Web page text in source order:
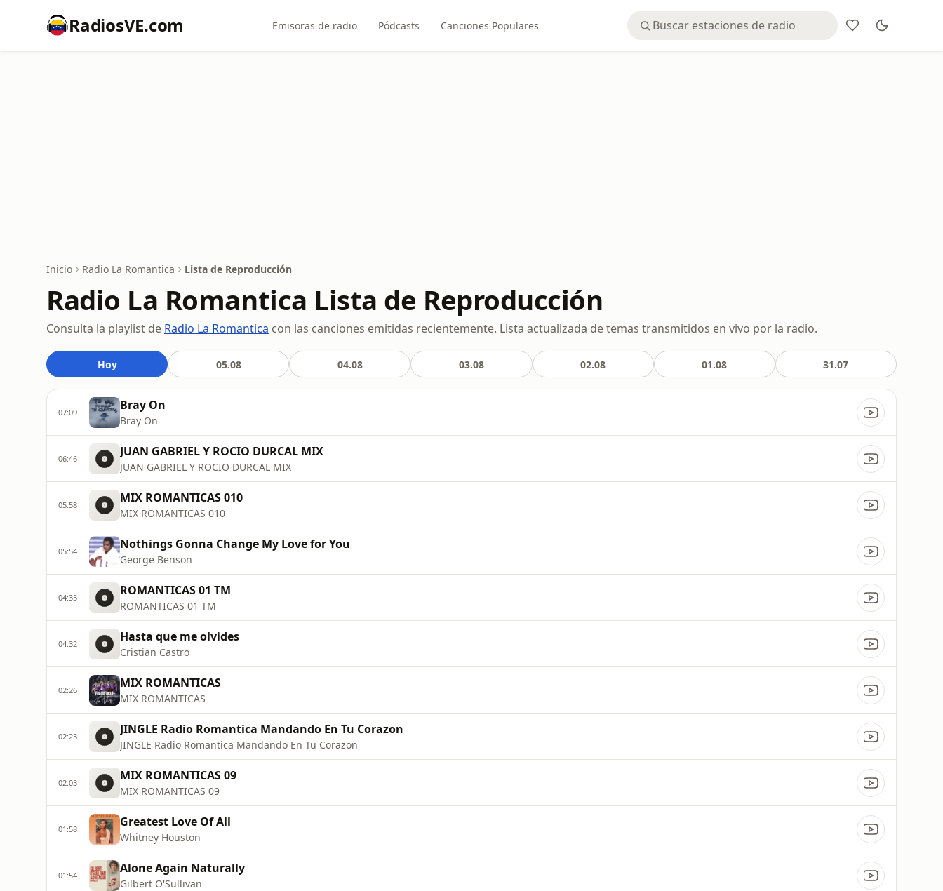
RadiosVE.com Emisoras de radio Pódcasts Canciones Populares
Inicio Radio La Romantica Lista de Reproducción
Radio La Romantica Lista de Reproducción
Consulta la playlist de Radio La Romantica con las canciones emitidas recientemente. Lista actualizada de temas transmitidos en vivo por la radio.
Hoy 05.08 04.08 03.08 02.08 01.08 31.07
07:09 Bray On
Bray On
06:46 JUAN GABRIEL Y ROCIO DURCAL MIX
JUAN GABRIEL Y ROCIO DURCAL MIX
05:58 MIX ROMANTICAS 010
MIX ROMANTICAS 010
05:54 Nothings Gonna Change My Love for You
George Benson
04:35 ROMANTICAS 01 TM
ROMANTICAS 01 TM
04:32 Hasta que me olvides
Cristian Castro
02:26 MIX ROMANTICAS
MIX ROMANTICAS
02:23 JINGLE Radio Romantica Mandando En Tu Corazon
JINGLE Radio Romantica Mandando En Tu Corazon
02:03 MIX ROMANTICAS 09
MIX ROMANTICAS 09
01:58 Greatest Love Of All
Whitney Houston
01:54 Alone Again Naturally
Gilbert O'Sullivan